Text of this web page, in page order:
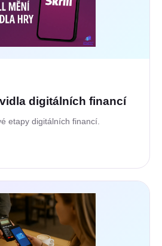
digitálních financí
etapy digitálních financí.